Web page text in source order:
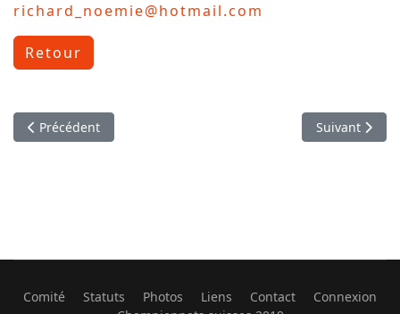
richard_noemie@hotmail.com
Retour
Article précédent : Justaucorps décathlon neuf
Précédent Article
Suivant
Comité Statuts Photos Liens Contact
Connexion